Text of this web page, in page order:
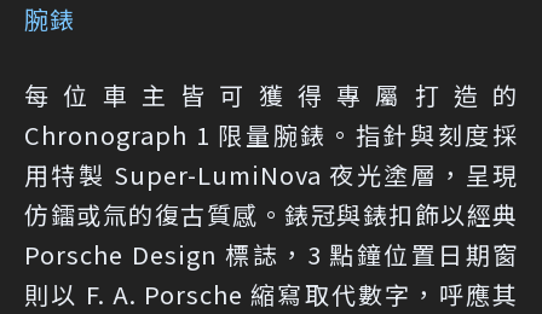
腕錶
每位車主皆可獲得專屬打造的
Chronograph 1 限量腕錶。指針與刻度採
用特製 Super-LumiNova 夜光塗層，呈現
仿鐳或氚的復古質感。錶冠與錶扣飾以經典
Porsche Design 標誌，3 點鐘位置日期窗
則以 F. A. Porsche 縮寫取代數字，呼應其